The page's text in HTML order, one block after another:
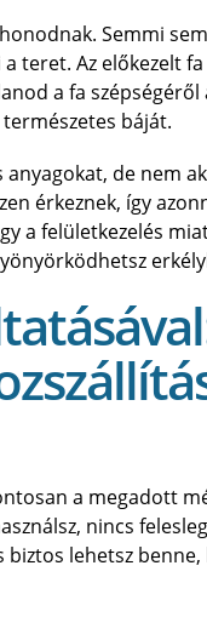
Semmi
teret. Az előkezelt
a fa
báját.
anyagokat, de nem
érkeznek, így
a felületkezelés
a megadott
nincs
lehetsz